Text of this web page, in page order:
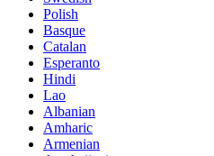
Polish
Basque
Catalan
Esperanto
Hindi
Lao
Albanian
Amharic
Armenian